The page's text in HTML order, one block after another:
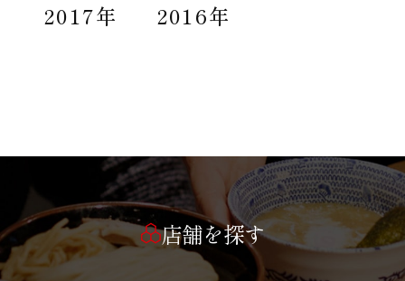
2017年 2016年
店舗を探す